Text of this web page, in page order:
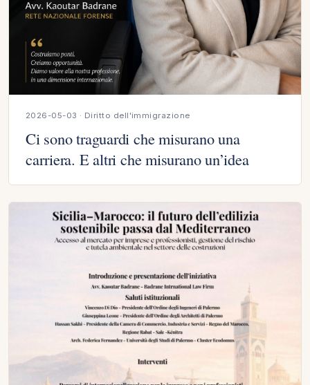
2026-05-03 · Diritto dell'immigrazione
Ci sono traguardi che misurano una
carriera. E altri che misurano un’idea